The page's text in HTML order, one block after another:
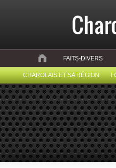
FAITS-DIVERS
CHAROLAIS ET SA RÉGION